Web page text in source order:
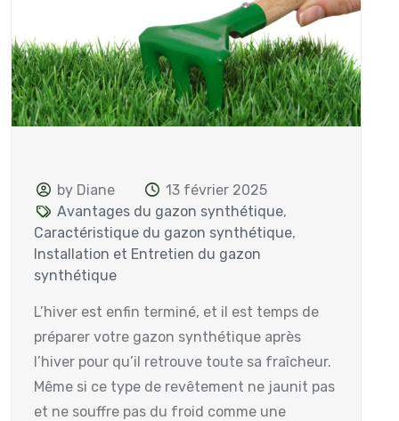
by Diane
13 février 2025
Avantages du gazon synthétique,
Caractéristique du gazon synthétique,
Installation et Entretien du gazon
synthétique
L’hiver est enfin terminé, et il est temps de
préparer votre gazon synthétique après
l’hiver pour qu’il retrouve toute sa fraîcheur.
Même si ce type de revêtement ne jaunit pas
et ne souffre pas du froid comme une